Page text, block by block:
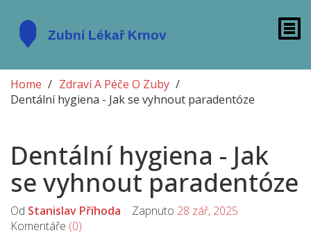
Home
Zdraví A Péče O Zuby
Dentální hygiena - Jak se vyhnout paradentóze
Dentální hygiena - Jak
se vyhnout paradentóze
Od Stanislav Příhoda Zapnuto 28 zář, 2025
Komentáře (0)